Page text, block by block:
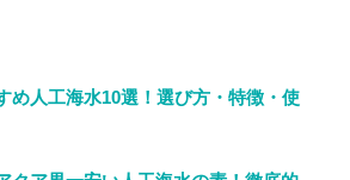
め人工海水10選！選び方・特徴・使